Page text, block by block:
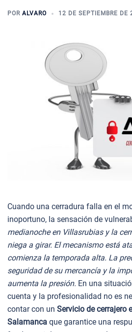
POR ALVARO 12 DE SEPTIEMBRE DE
Cuando una cerradura falla en el
inoportuno, la sensación de
medianoche en Villasrubias y la
niega a girar. El mecanismo está
comienza la temporada alta. La
seguridad de su mercancía y la
aumenta la presión. En una
cuenta y la profesionalidad no es
contar con un Servicio de cerrajero
Salamanca que garantice una